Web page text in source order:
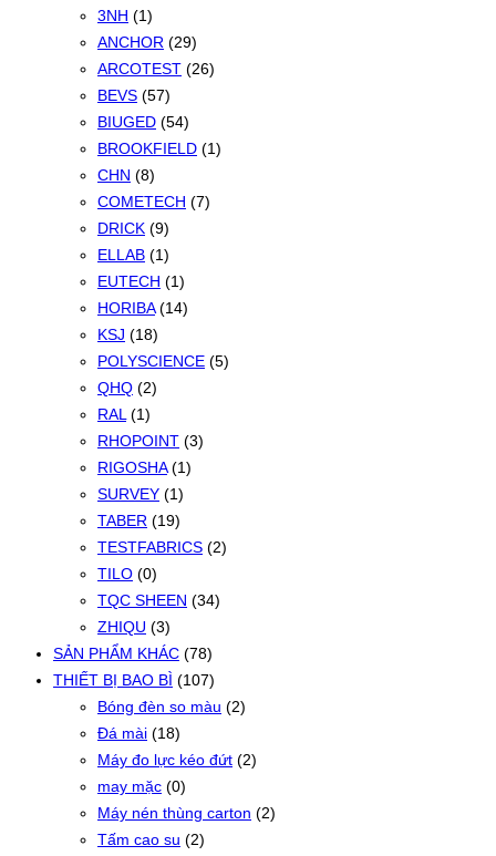
3NH (1)
ANCHOR (29)
ARCOTEST (26)
BEVS (57)
BIUGED (54)
BROOKFIELD (1)
CHN (8)
COMETECH (7)
DRICK (9)
ELLAB (1)
EUTECH (1)
HORIBA (14)
KSJ (18)
POLYSCIENCE (5)
QHQ (2)
RAL (1)
RHOPOINT (3)
RIGOSHA (1)
SURVEY (1)
TABER (19)
TESTFABRICS (2)
TILO (0)
TQC SHEEN (34)
ZHIQU (3)
SẢN PHẨM KHÁC (78)
THIẾT BỊ BAO BÌ (107)
Bóng đèn so màu (2)
Đá mài (18)
Máy đo lực kéo đứt (2)
may mặc (0)
Máy nén thùng carton (2)
Tấm cao su (2)